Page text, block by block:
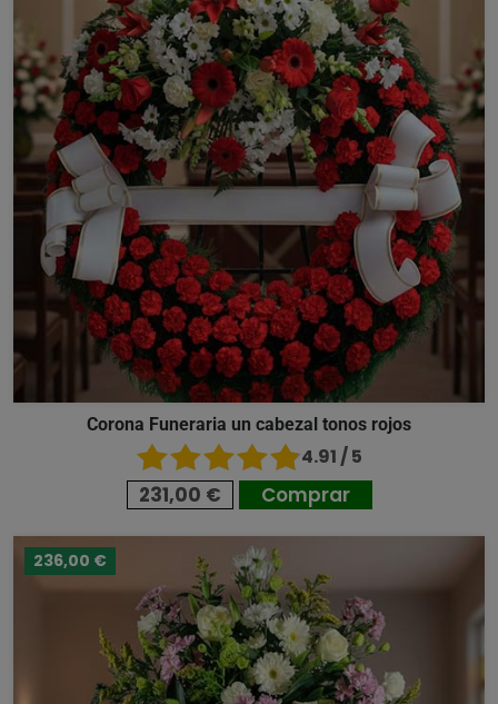
Corona Funeraria un cabezal tonos rojos
4.91 / 5
231,00 € Comprar
236,00 €